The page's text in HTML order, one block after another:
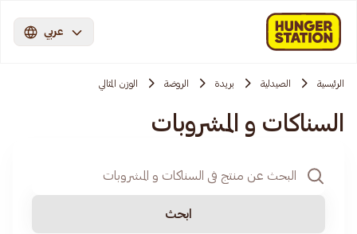
عربي
الرئيسية الصيدلية بريدة الروضة الوزن المثالي
السناكات و المشروبات
ابحث